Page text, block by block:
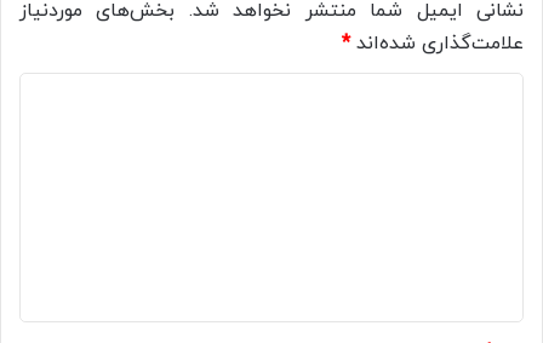
نشانی ایمیل شما منتشر نخواهد شد. بخش‌های موردنیاز
علامت‌گذاری شده‌اند*